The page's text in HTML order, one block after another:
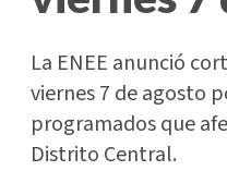
La ENEE anunció
viernes 7 de agosto
programados que
Distrito Central.